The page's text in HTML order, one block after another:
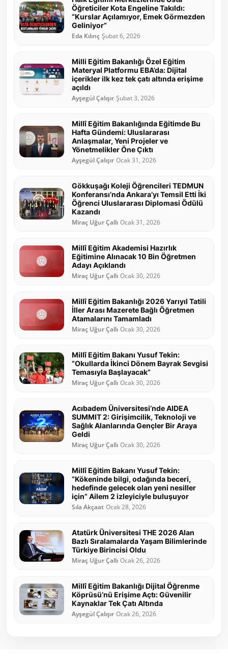
Öğreticiler Kota Engeline Takıldı:
“Kurslar Açılamıyor, Emek Görmezden
Geliniyor”
Eda Kılınç Şubat 6, 2026
Milli Eğitim Bakanlığı Özel Eğitim
Materyal Platformu EBA’da: Dijital
içerikler ilk kez tek çatı altında erişime
açıldı
Ayşegül Çalışır Şubat 3, 2026
Millî Eğitim Bakanlığında Eğitimde Bu
Hafta Gündemi: Uluslararası
Anlaşmalar, Yeni Projeler ve
Yönetmelikler Öne Çıktı
Ayşegül Çalışır Ocak 31, 2026
Gökkuşağı Koleji Öğrencileri TEDMUN
Konferansı’nda Ankara’yı Temsil Etti İki
Öğrenci Uluslararası Diplomasi Ödülü
Kazandı
Miraç Uğur Çallı Ocak 31, 2026
Millî Eğitim Akademisi Hazırlık
Eğitimine Alınacak 10 Bin Öğretmen
Adayı Açıklandı
Miraç Uğur Çallı Ocak 30, 2026
Millî Eğitim Bakanlığı 2026 Yarıyıl Tatili
İller Arası Mazerete Bağlı Öğretmen
Atamalarını Tamamladı
Miraç Uğur Çallı Ocak 30, 2026
Millî Eğitim Bakanı Yusuf Tekin:
“Okullarda İkinci Dönem Bayrak Sevgisi
Temasıyla Başlayacak”
Miraç Uğur Çallı Ocak 30, 2026
Acıbadem Üniversitesi’nde AIDEA
SUMMIT 2: Girişimcilik, Teknoloji ve
Sağlık Alanlarında Gençler Bir Araya
Geldi
Miraç Uğur Çallı Ocak 30, 2026
Millî Eğitim Bakanı Yusuf Tekin:
“Kökeninde bilgi, odağında beceri,
hedefinde gelecek olan yeni nesiller
için” Ailem 2 izleyiciyle buluşuyor
Sıla Akçaat Ocak 28, 2026
Atatürk Üniversitesi THE 2026 Alan
Bazlı Sıralamalarda Yaşam Bilimlerinde
Türkiye Birincisi Oldu
Miraç Uğur Çallı Ocak 26, 2026
Millî Eğitim Bakanlığı Dijital Öğrenme
Köprüsü’nü Erişime Açtı: Güvenilir
Kaynaklar Tek Çatı Altında
Ayşegül Çalışır Ocak 26, 2026